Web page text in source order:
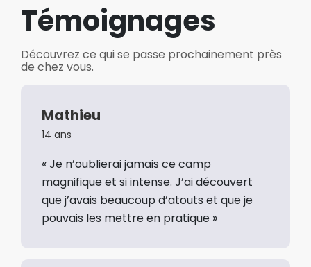
Témoignages
Découvrez ce qui se passe prochainement près
de chez vous.
Mathieu
14 ans
« Je n’oublierai jamais ce camp
magnifique et si intense. J’ai découvert
que j’avais beaucoup d’atouts et que je
pouvais les mettre en pratique »